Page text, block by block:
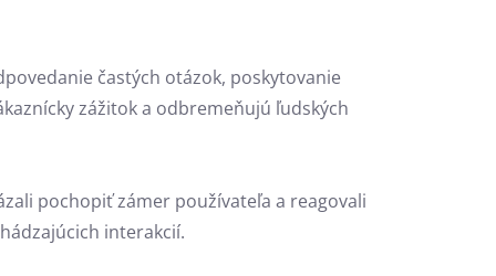
častých otázok, poskytovanie
zážitok a odbremeňujú ľudských
pochopiť zámer používateľa a reagovali
interakcií.